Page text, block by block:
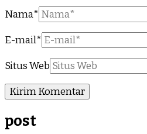
Nama*
E-mail*
Situs Web
post